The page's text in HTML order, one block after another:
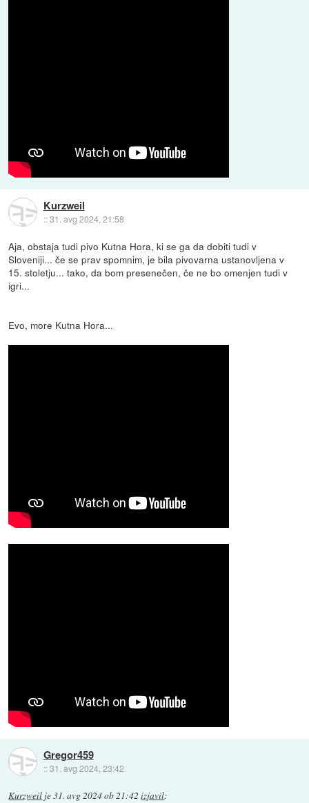
Kurzweil
::31. avg 2024, 21:58
Aja, obstaja tudi pivo Kutna Hora, ki se ga da dobiti tudi v
Sloveniji... če se prav spomnim, je bila pivovarna ustanovljena v
15. stoletju... tako, da bom presenečen, če ne bo omenjen tudi v
igri...
Evo, more Kutna Hora...
Gregor459
::31. avg 2024, 23:42
Kurzweil je31. avg 2024 ob 21:42 izjavil: